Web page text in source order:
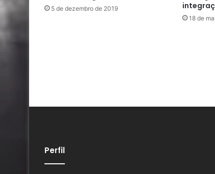
5 de dezembro de 2019
18 de
Perfil